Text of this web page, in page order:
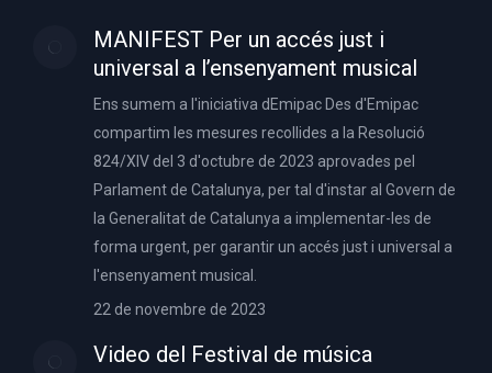
MANIFEST Per un accés just i
universal a l’ensenyament musical
Ens sumem a l'iniciativa dEmipac Des d'Emipac
compartim les mesures recollides a la Resolució
824/XIV del 3 d'octubre de 2023 aprovades pel
Parlament de Catalunya, per tal d'instar al Govern de
la Generalitat de Catalunya a implementar-les de
forma urgent, per garantir un accés just i universal a
l'ensenyament musical.
22 de novembre de 2023
Video del Festival de música